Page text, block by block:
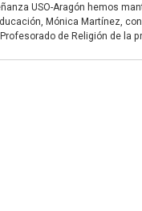
USO-Aragón hemos
Mónica Martínez,
de Religión de la